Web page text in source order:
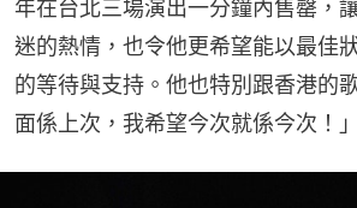
年在台北三場演出一分鐘內售罄，
迷的熱情，也令他更希望能以最佳
的等待與支持。他也特別跟香港的
面係上次，我希望今次就係今次！」